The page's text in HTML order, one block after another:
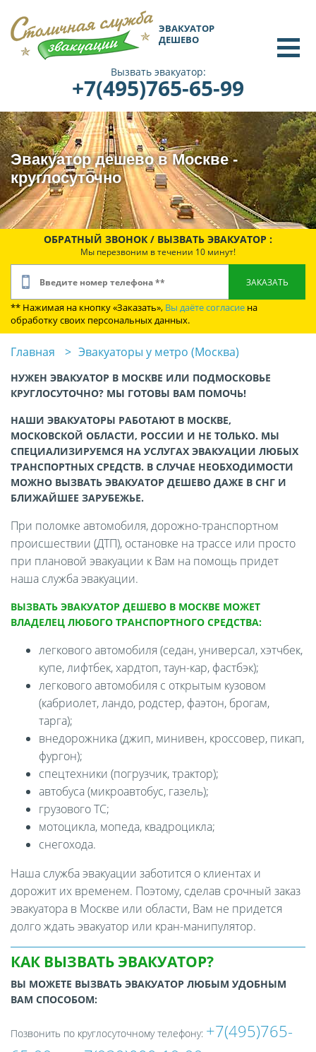
ЭВАКУАТОР
ДЕШЕВО
Вызвать эвакуатор:
+7(495)765-65-99
Эвакуатор дешево в Москве -
круглосуточно
ОБРАТНЫЙ ЗВОНОК / ВЫЗВАТЬ ЭВАКУАТОР :
Мы перезвоним в течении 10 минут!
** Нажимая на кнопку «Заказать», Вы даёте согласие на
обработку своих персональных данных.
Главная Эвакуаторы у метро (Москва)
НУЖЕН ЭВАКУАТОР В МОСКВЕ ИЛИ ПОДМОСКОВЬЕ
КРУГЛОСУТОЧНО? МЫ ГОТОВЫ ВАМ ПОМОЧЬ!
НАШИ ЭВАКУАТОРЫ РАБОТАЮТ В МОСКВЕ,
МОСКОВСКОЙ ОБЛАСТИ, РОССИИ И НЕ ТОЛЬКО. МЫ
СПЕЦИАЛИЗИРУЕМСЯ НА УСЛУГАХ ЭВАКУАЦИИ ЛЮБЫХ
ТРАНСПОРТНЫХ СРЕДСТВ. В СЛУЧАЕ НЕОБХОДИМОСТИ
МОЖНО ВЫЗВАТЬ ЭВАКУАТОР ДЕШЕВО ДАЖЕ В СНГ И
БЛИЖАЙШЕЕ ЗАРУБЕЖЬЕ.
При поломке автомобиля, дорожно-транспортном
происшествии (ДТП), остановке на трассе или просто
при плановой эвакуации к Вам на помощь придет
наша служба эвакуации.
ВЫЗВАТЬ ЭВАКУАТОР ДЕШЕВО В МОСКВЕ МОЖЕТ
ВЛАДЕЛЕЦ ЛЮБОГО ТРАНСПОРТНОГО СРЕДСТВА:
легкового автомобиля (седан, универсал, хэтчбек,
купе, лифтбек, хардтоп, таун-кар, фастбэк);
легкового автомобиля с открытым кузовом
(кабриолет, ландо, родстер, фаэтон, брогам,
тарга);
внедорожника (джип, минивен, кроссовер, пикап,
фургон);
спецтехники (погрузчик, трактор);
автобуса (микроавтобус, газель);
грузового ТС;
мотоцикла, мопеда, квадроцикла;
снегохода.
Наша служба эвакуации заботится о клиентах и
дорожит их временем. Поэтому, сделав срочный заказ
эвакуатора в Москве или области, Вам не придется
долго ждать эвакуатор или кран-манипулятор.
КАК ВЫЗВАТЬ ЭВАКУАТОР?
ВЫ МОЖЕТЕ ВЫЗВАТЬ ЭВАКУАТОР ЛЮБЫМ УДОБНЫМ
ВАМ СПОСОБОМ:
Позвонить по круглосуточному телефону: +7(495)765-